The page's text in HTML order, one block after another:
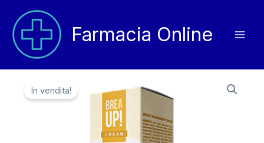
contenuto
Farmacia Online
In vendita!